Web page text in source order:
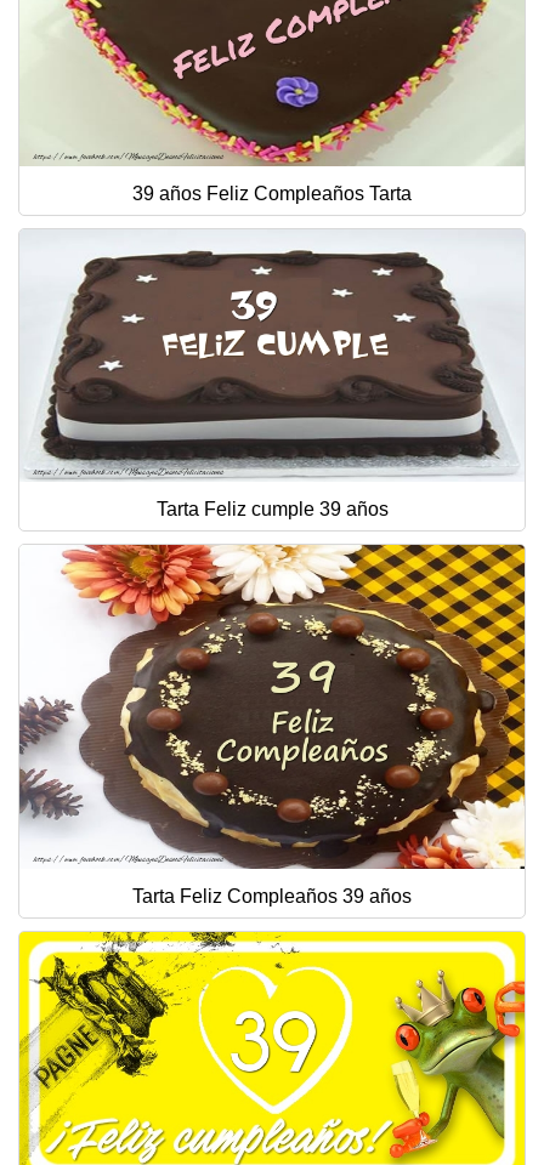
39 años Feliz Compleaños Tarta
Tarta Feliz cumple 39 años
Tarta Feliz Compleaños 39 años